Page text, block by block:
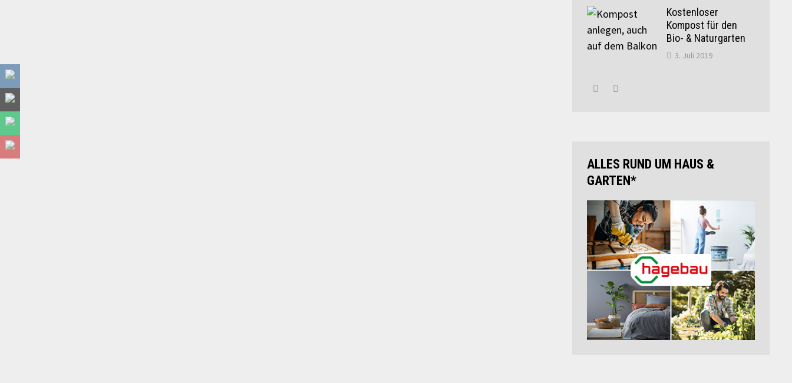
Kostenloser
Kompost für den
Bio- & Naturgarten
3. Juli 2019
ALLES RUND UM HAUS &
GARTEN*